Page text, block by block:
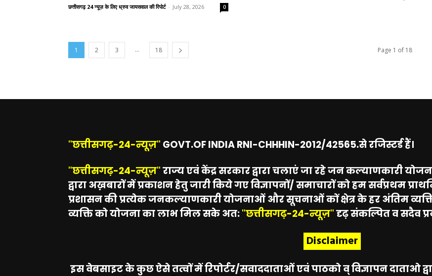
छत्तीसगढ़ 24 न्यूज़ के लिए ध्रुव जायसवाल की रिपोर्ट - July 28, 2026 0
1 2 3 ... 18 Page 1 of 18
"छत्तीसगढ़-24-न्यूज़" GOVT.OF INDIA RNI-CHHHIN-2012/42565.से रजिस्टर्ड हैं।
"छत्तीसगढ़-24-न्यूज़"राज्य एवं केंद्र सरकार द्वारा चलाएं जा रहे जन कल्याणकारी
द्वारा अख़बारों में प्रकाशन हेतु जारी किये गए विज्ञापनों/ समाचारों को हम सर्वप्रथम
प्रशासन की प्रत्येक जनकल्याणकारी योजनाओं और सूचनाओं कों क्षेत्र के हर अंतिम
व्यक्ति को योजना का लाभ मिल सके अत:"छत्तीसगढ़-24-न्यूज़"दृढ़ संकल्पित व सदैव
Disclaimer
इस वेबसाइट के कुछ ऐसे तत्वों में रिपोर्टर/सवाददाताओं एवं पाठको व् विज्ञापन दाताओ